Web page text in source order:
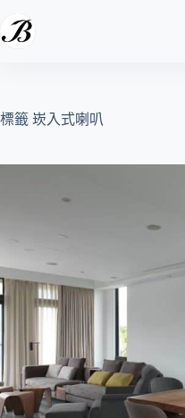
至
容
標籤 崁入式喇叭